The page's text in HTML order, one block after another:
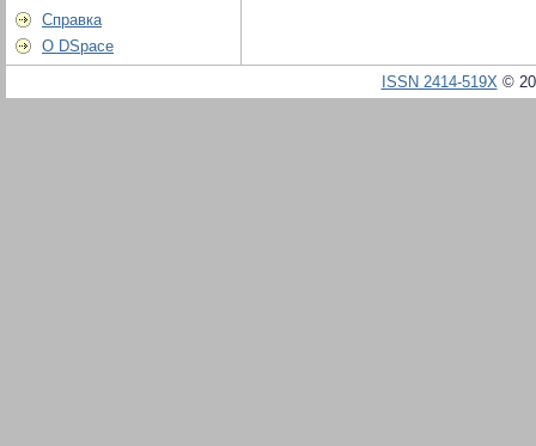
Справка
О DSpace
ISSN 2414-519X©